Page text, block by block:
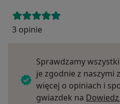
3 opinie
Sprawdzamy
je zgodnie z naszymi
więcej o opiniach i
gwiazdek na